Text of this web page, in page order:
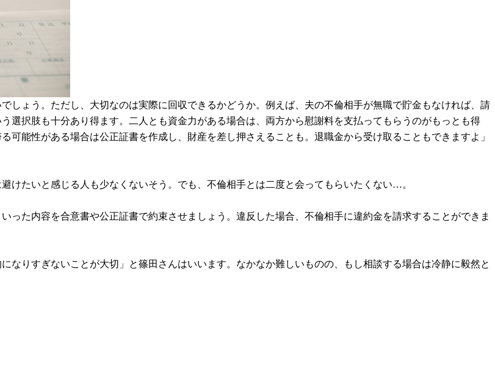
しょう。ただし、大切なのは実際に回収できるかどうか。例えば、夫の不倫相手が無職で貯金もなければ、請
選択肢も十分あり得ます。二人とも資金力がある場合は、両方から慰謝料を支払ってもらうのがもっとも得
能性がある場合は公正証書を作成し、財産を差し押さえることも。退職金から受け取ることもできますよ」
けたいと感じる人も少なくないそう。でも、不倫相手とは二度と会ってもらいたくない…。
った内容を合意書や公正証書で約束させましょう。違反した場合、不倫相手に違約金を請求することができま
なりすぎないことが大切」と篠田さんはいいます。なかなか難しいものの、もし相談する場合は冷静に毅然と